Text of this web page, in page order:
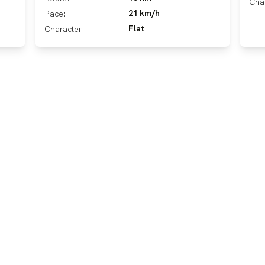
Pace:
21 km/h
Character:
Flat